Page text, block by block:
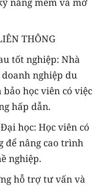
THÔNG
tốt nghiệp: Nhà
nghiệp du
học viên có việc
hấp dẫn.
học: Học viên có
để nâng cao trình
nghiệp.
hỗ trợ tư vấn và